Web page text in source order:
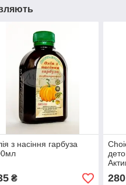
з насіння гарбуза
₴ 280